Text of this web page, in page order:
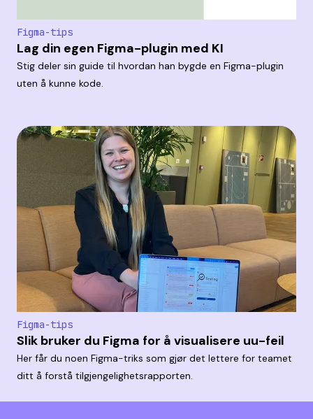
Figma-tips
Lag din egen Figma-plugin med KI
Stig deler sin guide til hvordan han bygde en Figma-plugin
uten å kunne kode.
Figma-tips
Slik bruker du Figma for å visualisere uu-feil
Her får du noen Figma-triks som gjør det lettere for teamet
ditt å forstå tilgjengelighetsrapporten.